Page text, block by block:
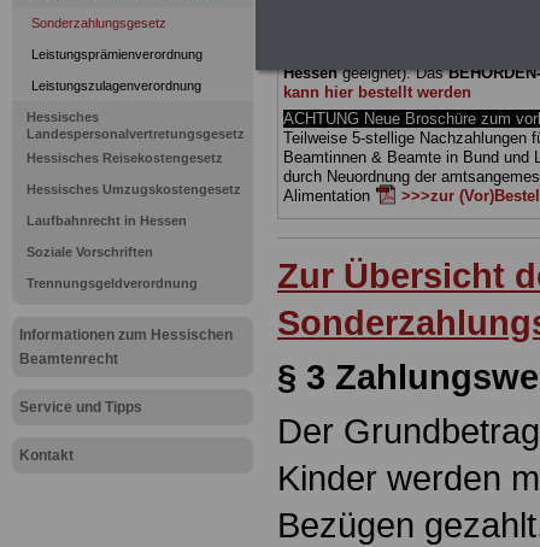
Sonderzahlungsgesetz
Leistungsprämienverordnung
Leistungszulagenverordnung
Hessisches
Landespersonalvertretungsgesetz
Hessisches Reisekostengesetz
Hessisches Umzugskostengesetz
Laufbahnrecht in Hessen
Soziale Vorschriften
Trennungsgeldverordnung
Informationen zum Hessischen
Beamtenrecht
Service und Tipps
Kontakt
Hessengeeignet).Das
kann hier bestellt werden
ACHTUNG Neue Broschüre zum
Teilweise 5-stellige Nachzahlungen
Beamtinnen & Beamte in Bund und
durch Neuordnung der
Alimentation
>>>zur
Zur Übersicht
§ 3
Der
Kinder werden
Bezügen